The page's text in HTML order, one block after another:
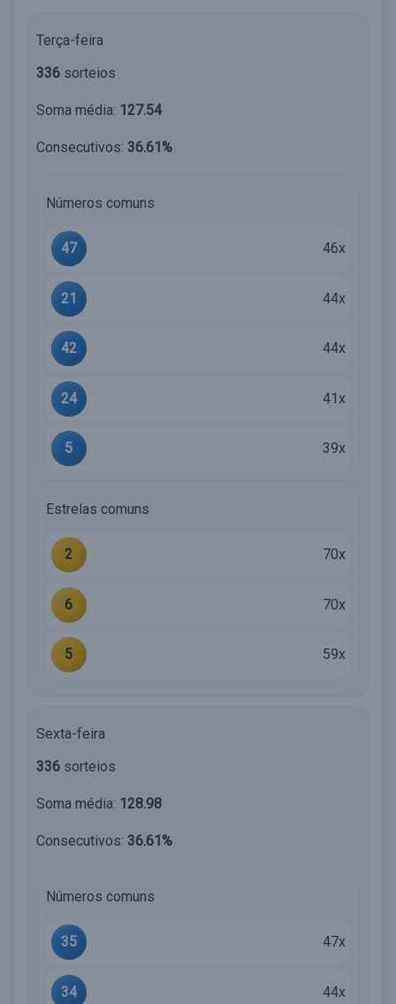
Terça-feira
336 sorteios
Soma média: 127.54
Consecutivos: 36.61%
Números comuns
47 46x
21 44x
42 44x
24 41x
5 39x
Estrelas comuns
2 70x
6 70x
5 59x
Sexta-feira
336 sorteios
Soma média: 128.98
Consecutivos: 36.61%
Números comuns
35 47x
34 44x